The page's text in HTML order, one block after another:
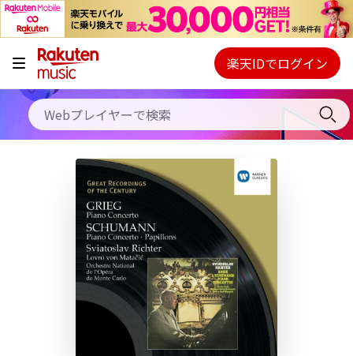
キャンペーン
料金プラン
使い方
初回30日間無料お試し
Webプレイヤー
ご契約内容の確認・変更
楽天IDでログイン